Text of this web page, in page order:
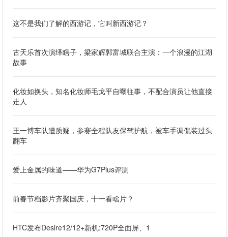
这不是我们了解的西游记，它叫新西游记？
古天乐首次演绎瞎子，梁家辉郭富城联合主演：一个浪漫的江湖
故事
化妆如换头，知名化妆师毛戈平自曝往事，不配合演员让他直接
走人
王一博车队遭质疑，参赛全程队友保驾护航，被车手调侃装过头
翻车
爱上金属的味道——华为G7Plus评测
前春节档影片齐聚国庆，十一看啥片？
HTC发布Desire12/12+新机:720P全面屏、1